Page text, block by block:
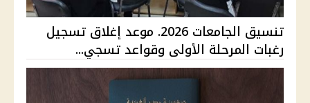
تنسيق الجامعات 2026. موعد إغلاق تسجيل
رغبات المرحلة الأولى وقواعد تسجي...